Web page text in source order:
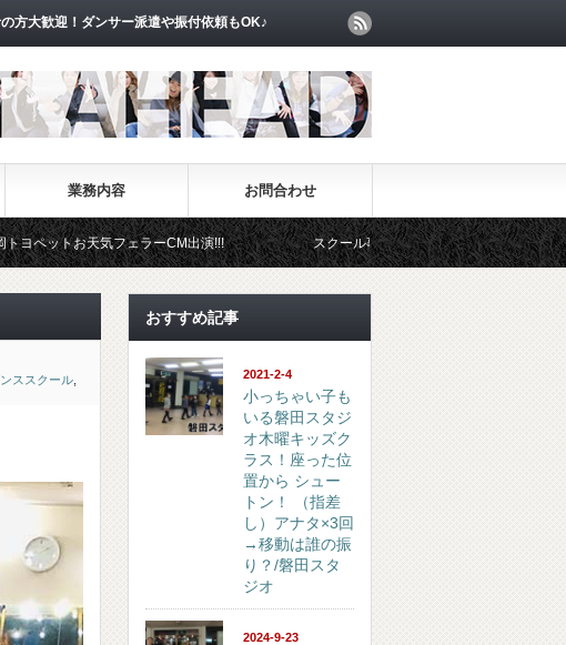
方大歓迎！ダンサー派遣や振付依頼もOK♪
業務内容 お問合わせ
フェラーCM出演!!! スクール事業部 イベント事業部
ススクール
おすすめ記事
2021-2-4
小っちゃい子も
いる磐田スタジ
オ木曜キッズク
ラス！座った位
置から シュー
トン！ （指差
し）アナタ×3回
→移動は誰の振
り？/磐田スタ
ジオ
2024-9-23